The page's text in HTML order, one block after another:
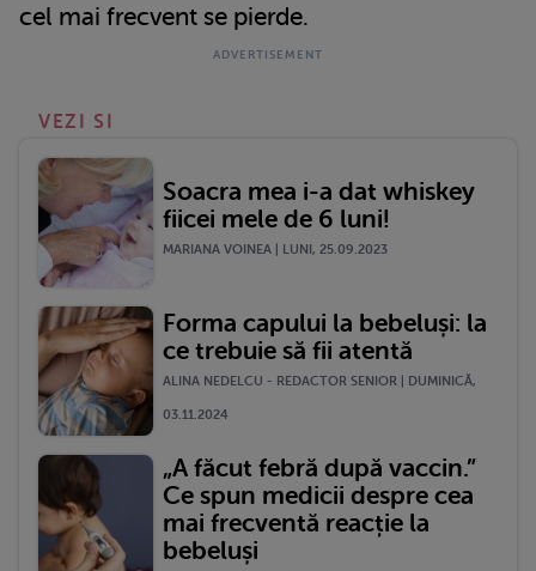
cel mai frecvent se pierde.
VEZI SI
Soacra mea i-a dat whiskey
fiicei mele de 6 luni!
MARIANA VOINEA | LUNI, 25.09.2023
Forma capului la bebeluși: la
ce trebuie să fii atentă
ALINA NEDELCU - REDACTOR SENIOR | DUMINICĂ,
03.11.2024
„A făcut febră după vaccin.”
Ce spun medicii despre cea
mai frecventă reacție la
bebeluși